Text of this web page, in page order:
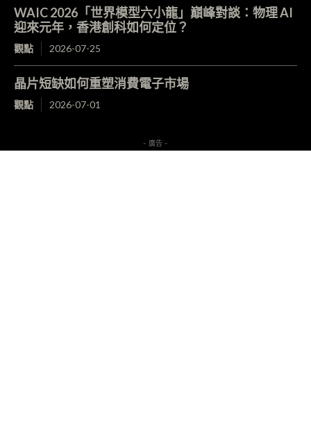
WAIC 2026「世界模型六小龍」巔峰對談：物理 AI
迎來元年，香港創科如何定位？
觀點 2026-07-25
晶片短缺如何重塑消費電子市場
觀點 2026-07-01
- 廣告 -